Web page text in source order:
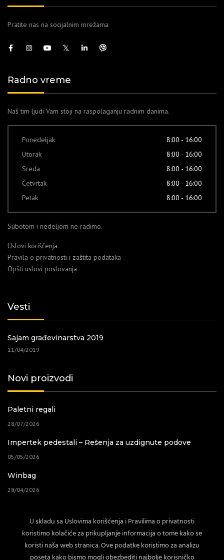
Pratite nas na socijalnim mrežama
Radno vreme
Naš tim ljudi Vam stoji na raspolaganju radnim danima.
Ponedeljak
8:00 - 16:00
Utorak
8:00 - 16:00
Sreda
8:00 - 16:00
Četvrtak
8:00 - 16:00
Petak
8:00 - 16:00
Subotom i nedeljom ne radimo.
Uslovi koriščenja
Pravila o privatnosti i zaštita podataka
Opšti uslovi poslovanja
Vesti
Sajam građevinarstva 2019
11/04/2019
Novi proizvodi
Paletni regali
28/07/2026
Impertek pedestali – Rešenja za uzdignute podove
05/05/2026
Winbag
28/04/2026
02/04/2026U skladu sa Uslovima korišćenja i Pravilima o privatnosti
koristimo kolačiće za prikupljanje informacija o tome kako se
koristi naša web stranica. Ove podatke koristimo za analizu